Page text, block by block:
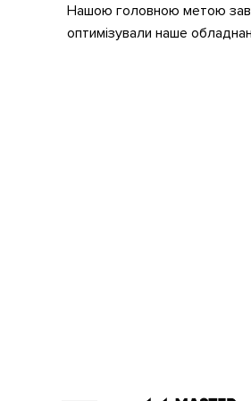
Нашою головною метою
оптимізували наше